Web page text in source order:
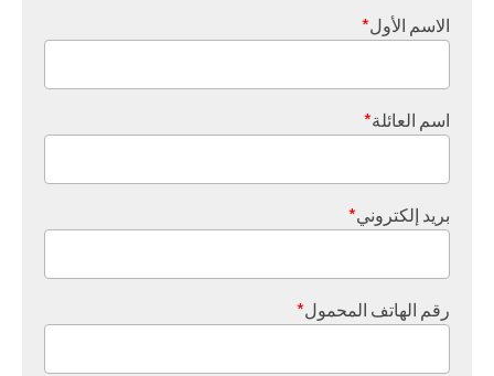
الاسم الأول*
اسم العائلة*
بريد إلكتروني*
رقم الهاتف المحمول*